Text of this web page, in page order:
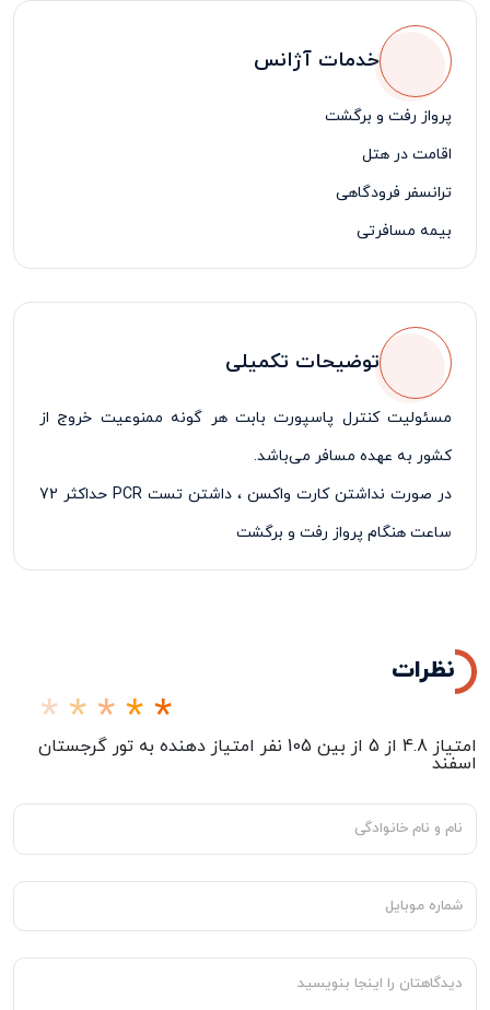
خدمات آژانس
پرواز رفت و برگشت
اقامت در هتل
ترانسفر فرودگاهی
بیمه مسافرتی
لیدر مسافرتی فارسی زبان
توضیحات تکمیلی
مسئولیت کنترل پاسپورت بابت هر گونه ممنوعیت خروج از
کشور به عهده مسافر می‌باشد.
در صورت نداشتن کارت واکسن ، داشتن تست
حداکثر 72
ساعت هنگام پرواز رفت و برگشت
پرداخت 50% درصد از مبلغ کل تور در زمان ثبت نام الزامی
نظرات
امتیاز 4.8 از 5 از بین 105 نفر امتیاز دهنده به تور گرجستان
اسفند